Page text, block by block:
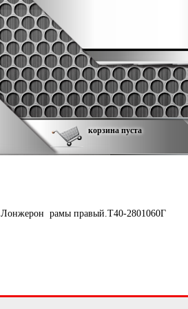
корзина пуста
Лонжерон рамы правый.Т40-2801060Г